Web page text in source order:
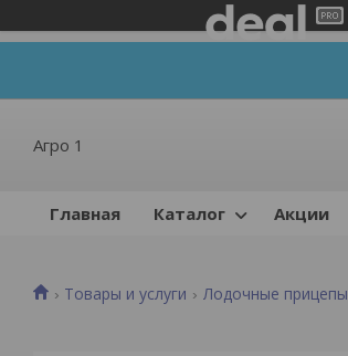
Агро 1
Главная Каталог Акции
Товары и услуги Лодочные прицепы